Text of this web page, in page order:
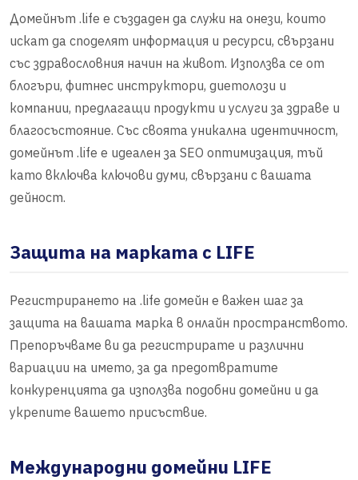
Домейнът .life е създаден да служи на онези, които
искат да споделят информация и ресурси, свързани
със здравословния начин на живот. Използва се от
блогъри, фитнес инструктори, диетолози и
компании, предлагащи продукти и услуги за здраве и
благосъстояние. Със своята уникална идентичност,
домейнът .life е идеален за SEO оптимизация, тъй
като включва ключови думи, свързани с вашата
дейност.
Защита на марката с LIFE
Регистрирането на .life домейн е важен шаг за
защита на вашата марка в онлайн пространството.
Препоръчваме ви да регистрирате и различни
вариации на името, за да предотвратите
конкуренцията да използва подобни домейни и да
укрепите вашето присъствие.
Международни домейни LIFE